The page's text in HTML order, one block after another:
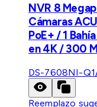
NVR 8
Cámaras
PoE+ / 1
en 4K / 300
DS-7608NI-
Reemplazo